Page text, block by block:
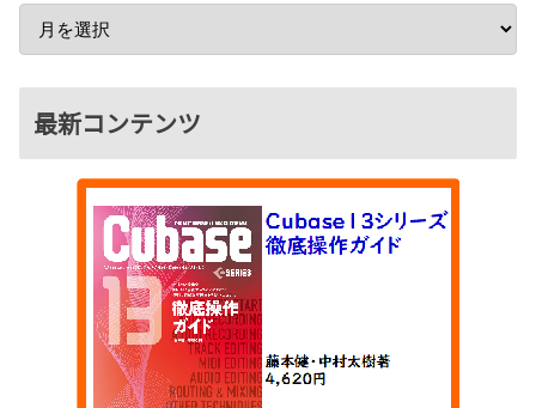
最新コンテンツ